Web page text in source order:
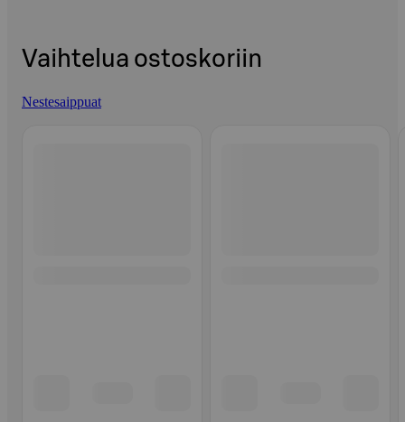
Vaihtelua ostoskoriin
Nestesaippuat